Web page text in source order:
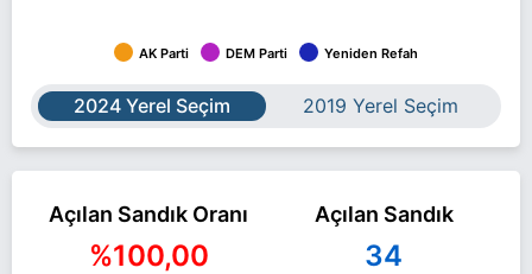
AK Parti DEM Parti Yeniden Refah
2024 Yerel Seçim 2019 Yerel Seçim
Açılan Sandık Oranı
%100,00
Açılan Sandık
34